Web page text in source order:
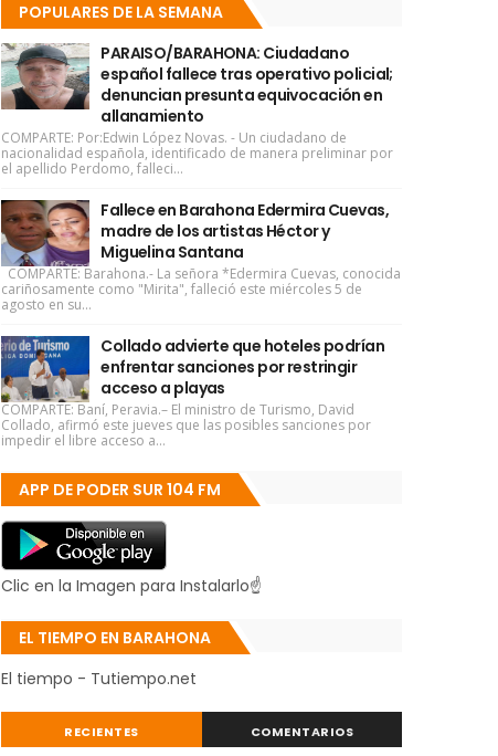
POPULARES DE LA SEMANA
PARAISO/BARAHONA: Ciudadano
español fallece tras operativo policial;
denuncian presunta equivocación en
allanamiento
COMPARTE: Por:Edwin López Novas. - Un ciudadano de
nacionalidad española, identificado de manera preliminar por
el apellido Perdomo, falleci...
Fallece en Barahona Edermira Cuevas,
madre de los artistas Héctor y
Miguelina Santana
COMPARTE: Barahona.- La señora *Edermira Cuevas, conocida
cariñosamente como "Mirita", falleció este miércoles 5 de
agosto en su...
Collado advierte que hoteles podrían
enfrentar sanciones por restringir
acceso a playas
COMPARTE: Baní, Peravia.– El ministro de Turismo, David
Collado, afirmó este jueves que las posibles sanciones por
impedir el libre acceso a...
APP DE PODER SUR 104 FM
Clic en la Imagen para Instalarlo☝
EL TIEMPO EN BARAHONA
El tiempo - Tutiempo.net
RECIENTES COMENTARIOS